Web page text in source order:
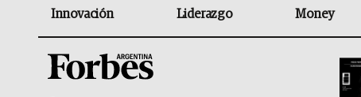
Innovación Liderazgo Money